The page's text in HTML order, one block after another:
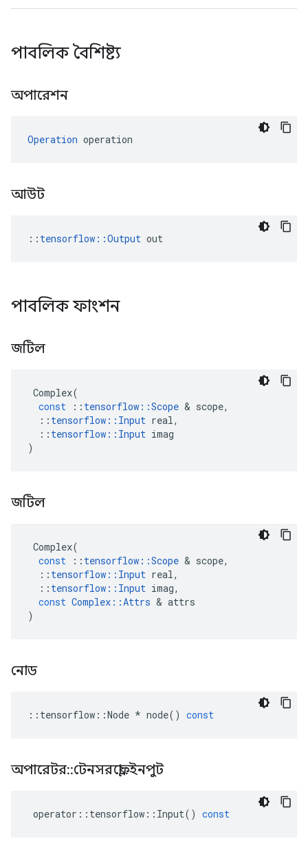
পাবলিক বৈশিষ্ট্য
অপারেশন
Operation operation
আউট
:: tensorflow::Output out
পাবলিক ফাংশন
জটিল
Complex(
const
:: tensorflow ::Scope & scope,
:: tensorflow :: Input real,
:: tensorflow :: Input imag
)
জটিল
Complex(
const
:: tensorflow ::Scope & scope,
:: tensorflow :: Input real,
:: tensorflow :: Input imag,
const Complex ::Attrs & attrs
)
নোড
:: tensorflow ::Node * node() const
অপারেটর::টেনসরফ্লো::ইনপুট
operator :: tensorflow :: Input() const